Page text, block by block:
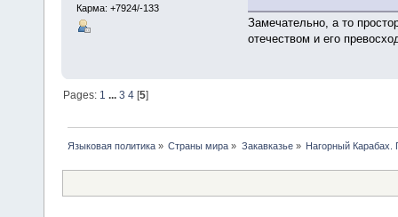
Карма: +7924/-133
Замечательно, а то
отечеством и его
Pages: 1 ...3 4 [5]
Языковая политика» Страны мира » Закавказье» Нагорный Карабах.